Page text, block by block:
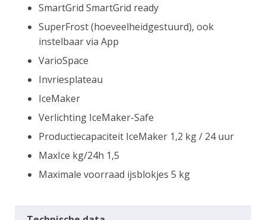
SmartGrid SmartGrid ready
SuperFrost (hoeveelheidgestuurd), ook
instelbaar via App
VarioSpace
Invriesplateau
IceMaker
Verlichting IceMaker-Safe
Productiecapaciteit IceMaker 1,2 kg / 24 uur
MaxIce kg/24h 1,5
Maximale voorraad ijsblokjes 5 kg